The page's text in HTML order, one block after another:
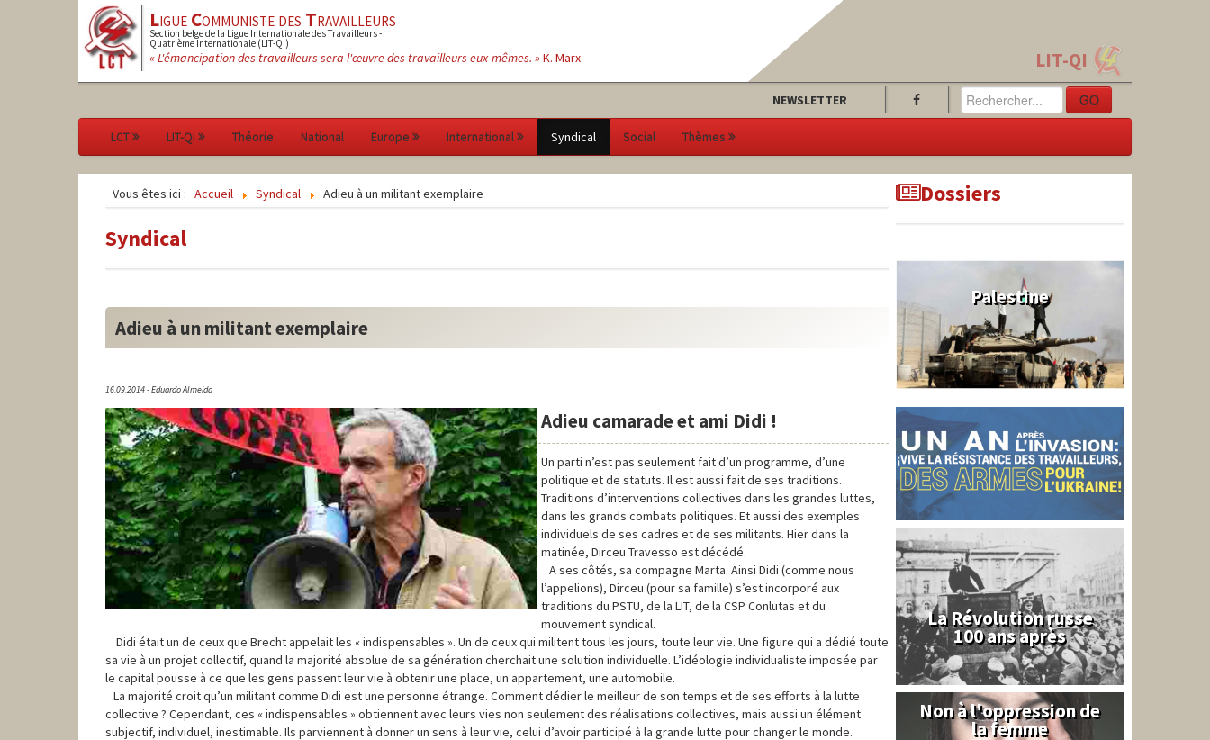
LigueCommuniste des Travailleurs
Section belge de la Ligue Internationale des Travailleurs -
Quatrième Internationale (LIT-QI)
« L'émancipation des travailleurs sera l'œuvre des travailleurs eux-mêmes. »K. Marx LIT-QI
NEWSLETTER GO
LCT LIT-QI Théorie National Europe International Syndical Social Thèmes
Vous êtes ici : Accueil Syndical Adieu à un militant exemplaire
Syndical
Adieu à un militant exemplaire
16.09.2014 - Eduardo Almeida
Adieu camarade et ami Didi !
Un parti n’est pas seulement fait d’un programme, d’une
politique et de statuts. Il est aussi fait de ses traditions.
Traditions d’interventions collectives dans les grandes luttes,
dans les grands combats politiques. Et aussi des exemples
individuels de ses cadres et de ses militants. Hier dans la
matinée, Dirceu Travesso est décédé.
A ses côtés, sa compagne Marta. Ainsi Didi (comme nous
l’appelions), Dirceu (pour sa famille) s’est incorporé aux
traditions du PSTU, de la LIT, de la CSP Conlutas et du
mouvement syndical.
Didi était un de ceux que Brecht appelait les « indispensables ». Un de ceux qui militent tous les jours, toute leur vie. Une figure qui a dédié toute
sa vie à un projet collectif, quand la majorité absolue de sa génération cherchait une solution individuelle. L’idéologie individualiste imposée par
le capital pousse à ce que les gens passent leur vie à obtenir une place, un appartement, une automobile.
La majorité croit qu’un militant comme Didi est une personne étrange. Comment dédier le meilleur de son temps et de ses efforts à la lutte
collective ? Cependant, ces « indispensables » obtiennent avec leurs vies non seulement des réalisations collectives, mais aussi un élément
subjectif, individuel, inestimable. Ils parviennent à donner un sens à leur vie, celui d’avoir participé à la grande lutte pour changer le monde.
Dossiers
Palestine
La Révolution russe
100 ans après
Syrie
Non à l'oppression de
la femme